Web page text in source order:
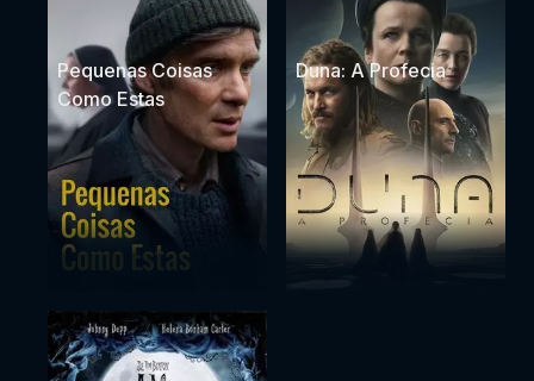
Pequenas Coisas
Como Estas
Duna: A Profecia